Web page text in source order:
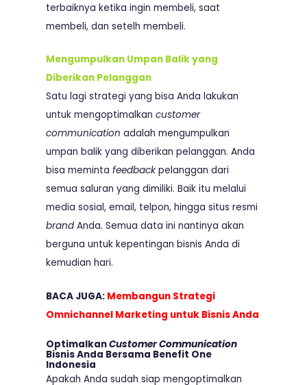
terbaiknya ketika ingin membeli, saat
membeli, dan setelh membeli.
Mengumpulkan Umpan Balik yang
Diberikan Pelanggan
Satu lagi strategi yang bisa Anda lakukan
untuk mengoptimalkan customer
communication adalah mengumpulkan
umpan balik yang diberikan pelanggan. Anda
bisa meminta feedbackpelanggan dari
semua saluran yang dimiliki. Baik itu melalui
media sosial, email, telpon, hingga situs resmi
brandAnda. Semua data ini nantinya akan
berguna untuk kepentingan bisnis Anda di
kemudian hari.
BACA JUGA: Membangun Strategi
Omnichannel Marketing untuk Bisnis Anda
OptimalkanCustomer Communication
Bisnis Anda Bersama Benefit One
Indonesia
Apakah Anda sudah siap mengoptimalkan